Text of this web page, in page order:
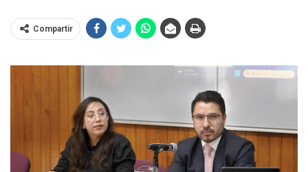
Compartir